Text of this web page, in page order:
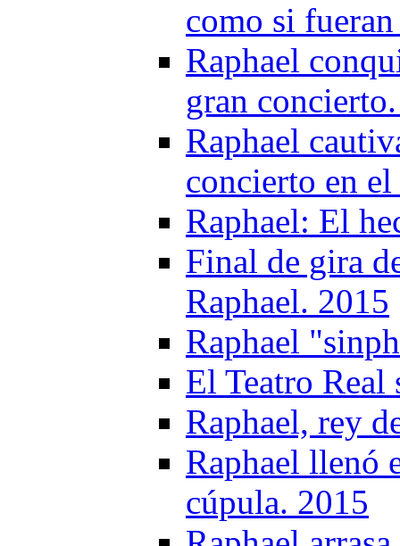
como si
Raphael
gran
Raphael
concierto en
Raphael: El
Final de gira
Raphael. 2015
Raphael
El Teatro Real
Raphael, rey
Raphael llenó
cúpula. 2015